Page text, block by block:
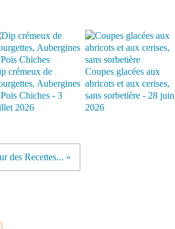
crémeux de
Aubergines
Chiches - 3
2026
Coupes glacées aux
abricots et aux cerises,
sans sorbetière - 28 juin
2026
des Recettes... »